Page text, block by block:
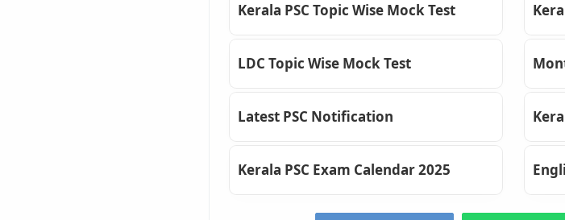
Kerala PSC Topic Wise Mock Test
LDC Topic Wise Mock Test
Latest PSC Notification
Kerala PSC Exam Calendar 2025